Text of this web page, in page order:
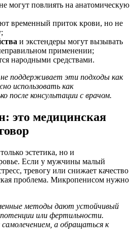
могут повлиять на анатомическую
временный приток крови, но не
и экстендеры могут вызывать
применении;
народными средствами.
поддерживает эти подходы как
использовать как
после консультации с врачом.
это медицинская
эстетика, но и
Если у мужчины малый
тревогу или снижает качество
проблема. Микропенисом нужно
методы дают устойчивый
или фертильности.
а обращаться к